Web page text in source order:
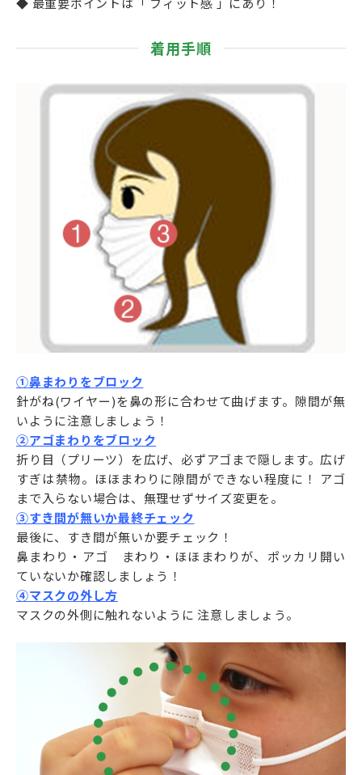
着用手順
①鼻まわりをブロック
針がね(ワイヤー)を鼻の形に合わせて曲げます。隙間が無
いように注意しましょう！
②アゴまわりをブロック
折り目（プリーツ）を広げ、必ずアゴまで隠します。広げ
すぎは禁物。ほほまわりに隙間ができない程度に！ アゴ
まで入らない場合は、無理せずサイズ変更を。
③すき間が無いか最終チェック
最後に、すき間が無いか要チェック！
鼻まわり・アゴ まわり・ほほまわりが、ポッカリ開い
ていないか確認しましょう！
④マスクの外し方
マスクの外側に触れないように 注意しましょう。